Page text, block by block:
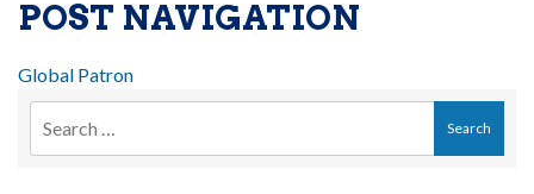
POST NAVIGATION
Global Patron